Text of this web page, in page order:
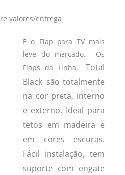
valores/entrega
É o Flap para TV mais
leve do mercado. Os
Flaps da LinhaTotal
Black são totalmente
na cor preta, interno
e externo. Ideal para
tetos em madeira e
em cores escuras.
Fácil instalação, tem
suporte com engate